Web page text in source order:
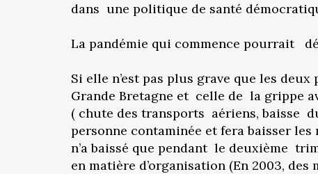
dans une politique de santé
La pandémie qui commence pourrait
Si elle n’est pas plus grave que les
Grande Bretagne et celle de la grippe
( chute des transports aériens, baisse
personne contaminée et fera baisser
n’a baissé que pendant le deuxième
en matière d’organisation (En 2003,